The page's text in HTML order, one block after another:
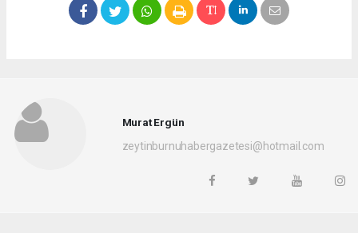
Murat Ergün
zeytinburnuhabergazetesi@hotmail.com